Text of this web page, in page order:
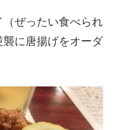
ぜったい食べられ
に唐揚げをオーダ